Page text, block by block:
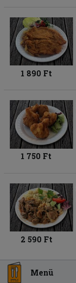
1 890 Ft
1 750 Ft
2 590 Ft
Menü